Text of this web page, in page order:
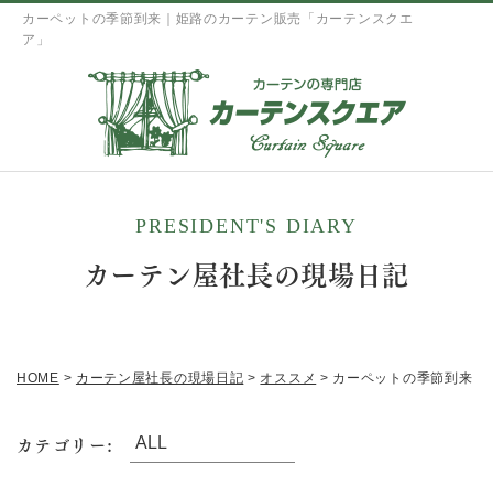
カーペットの季節到来｜姫路のカーテン販売「カーテンスクエ
ア」
PRESIDENT'S DIARY
カーテン屋社長の現場日記
HOME > カーテン屋社長の現場日記 > オススメ > カーペットの季節到来
カテゴリー: